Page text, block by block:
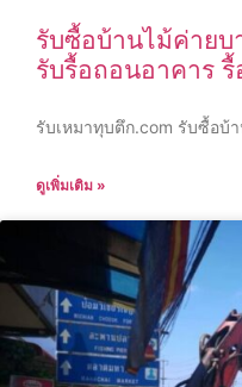
รับซื้อบ้านไม้ค่ายบ
รับรื้อถอนอาคาร
รับเหมาทุบตึก.com รับซื้อบ้
ดูเพิ่มเติม »